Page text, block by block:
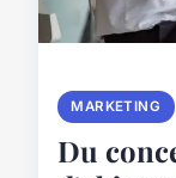
MARKETING
Du